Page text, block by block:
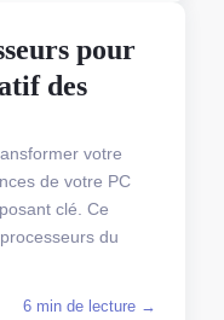
pour
des
votre
de votre PC
clé. Ce
du
6 min de lecture →